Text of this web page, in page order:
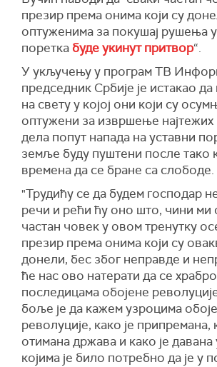
презир према онима који су
оптуженима за покушај рушења
поретка буде укинут притвор“.
У укључењу у програм ТВ
председник Србије је истакао
на свету у којој они који су
оптужени за извршење најтежих
дела попут напада на уставни
земље буду пуштени после тако
времена да се бране са слободе.
"Трудићу се да будем господар
речи и рећи ћу оно што, чини ми
частан човек у овом тренутку
презир према онима који су
донели, бес због неправде и
ће нас ово натерати да се
последицама обојене
боље је да кажем узроцима
револуције, како је припремана,
отимана држава и како је
којима је било потребно да је у